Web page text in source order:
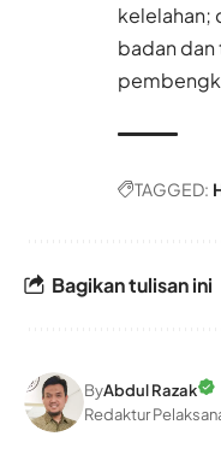
kelelahan;
badan dan
TAGGED:
Bagikan tulisan ini
ByAbdul Razak
Redaktur